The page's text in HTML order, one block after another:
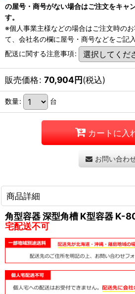
の屋号・商号がない場合はご注文をキャ
す。
※個人事業主様などの場合はご注文時の
て、会社名の欄に屋号・商号などをご記入
配送に関する注意事項:
販売価格: 70,904円(税込)
数量: 台
カートに入
お問い合わ
商品詳細
角型容器 深型角槽 K型容器 K-
宅配送不可